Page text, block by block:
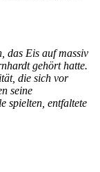
das Eis auf massiv
gehört hatte.
die sich vor
seine
spielten, entfaltete